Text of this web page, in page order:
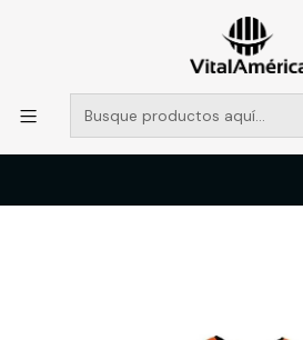
POR SISTEMA FRONTAL SOLO RETIROS
MUCHAS GRACIAS +569 5956 2237
Leer más
Catálogo
VESTIMENTA
OVEROLES Y CHALECOS
CHALECO GEO TROOPER